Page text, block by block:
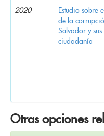
2020
Estudio sobre
de la
Salvador y sus
ciudadanía
Otras opciones